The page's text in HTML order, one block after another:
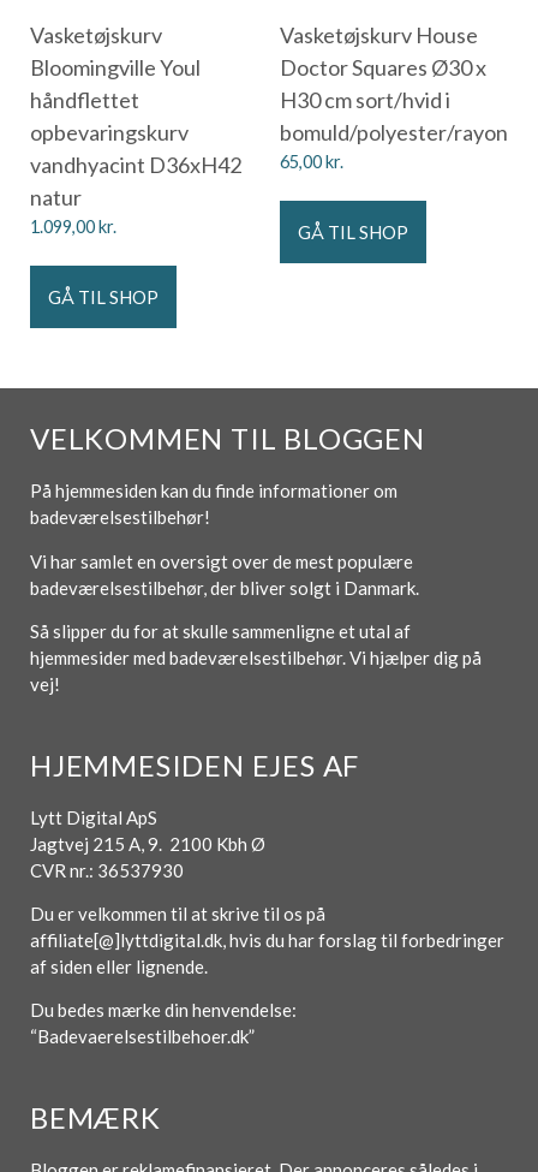
Vasketøjskurv
Bloomingville Youl
håndflettet
opbevaringskurv
vandhyacint D36xH42
natur
1.099,00kr.
GÅ TIL SHOP
Vasketøjskurv House
Doctor Squares Ø30 x
H30 cm sort/hvid i
bomuld/polyester/rayon
65,00kr.
GÅ TIL SHOP
VELKOMMEN TIL BLOGGEN
På hjemmesiden kan du finde informationer om
badeværelsestilbehør!
Vi har samlet en oversigt over de mest populære
badeværelsestilbehør, der bliver solgt i Danmark.
Så slipper du for at skulle sammenligne et utal af
hjemmesider med badeværelsestilbehør. Vi hjælper dig på
vej!
HJEMMESIDEN EJES AF
Lytt Digital ApS
Jagtvej 215 A, 9. 2100 Kbh Ø
CVR nr.: 36537930
Du er velkommen til at skrive til os på
affiliate[@]lyttdigital.dk, hvis du har forslag til forbedringer
af siden eller lignende.
Du bedes mærke din henvendelse:
“Badevaerelsestilbehoer.dk”
BEMÆRK